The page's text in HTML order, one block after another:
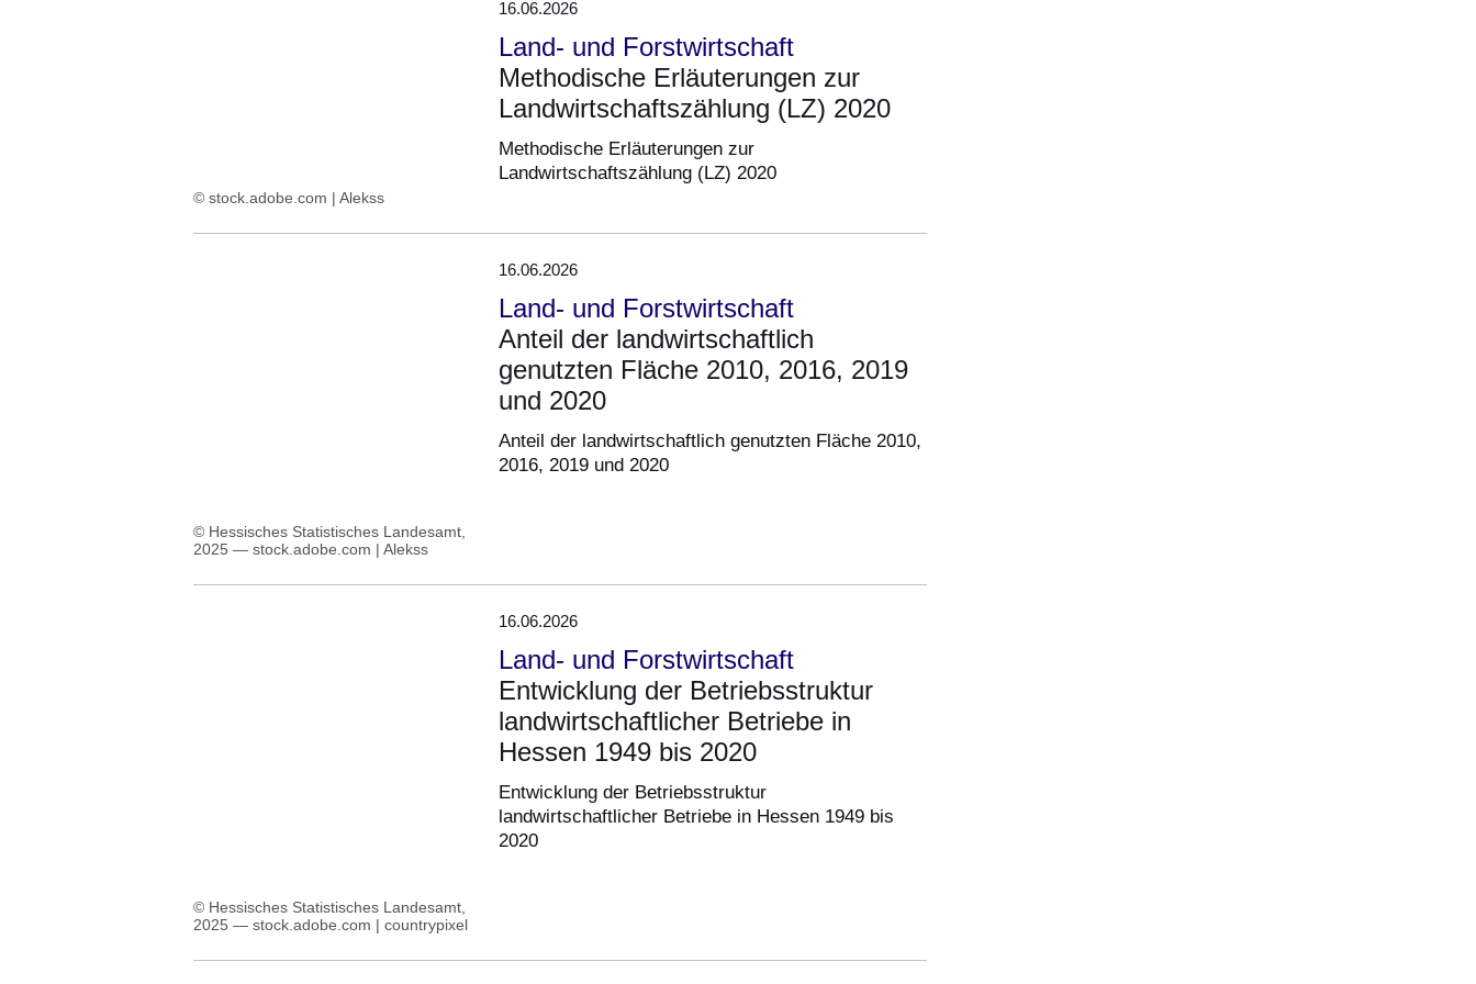
© stock.adobe.com | Alekss
16.06.2026
Land- und Forstwirtschaft
Methodische Erläuterungen zur
Landwirtschaftszählung (LZ) 2020
Methodische Erläuterungen zur
Landwirtschaftszählung (LZ) 2020
© Hessisches Statistisches Landesamt,
2025 — stock.adobe.com | Alekss
16.06.2026
Land- und Forstwirtschaft
Anteil der landwirtschaftlich
genutzten Fläche 2010, 2016, 2019
und 2020
Anteil der landwirtschaftlich genutzten Fläche 2010,
2016, 2019 und 2020
© Hessisches Statistisches Landesamt,
2025 — stock.adobe.com | countrypixel
16.06.2026
Land- und Forstwirtschaft
Entwicklung der Betriebsstruktur
landwirtschaftlicher Betriebe in
Hessen 1949 bis 2020
Entwicklung der Betriebsstruktur
landwirtschaftlicher Betriebe in Hessen 1949 bis
2020